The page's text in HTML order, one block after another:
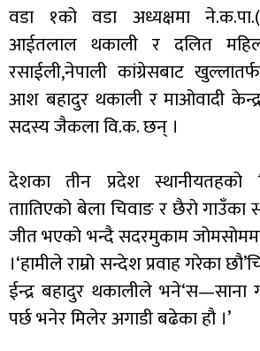
वडा १को वडा अध्यक्षमा
आईतलाल थकाली र दलित
रसाईली,नेपाली कांग्रेसबाट
आश बहादुर थकाली र माओवादी
सदस्य जैकला वि.क. छन् ।
देशका तीन प्रदेश स्थानीयतहको
ताातिएको बेला चिवाङ र छैरो गाउँका
जीत भएको भन्दै सदरमुकाम
।‘हामीले राम्रो सन्देश प्रवाह गरेका
ईन्द्र बहादुर थकालीले
पर्छ भनेर मिलेर अगाडी बढेका हौ ।’